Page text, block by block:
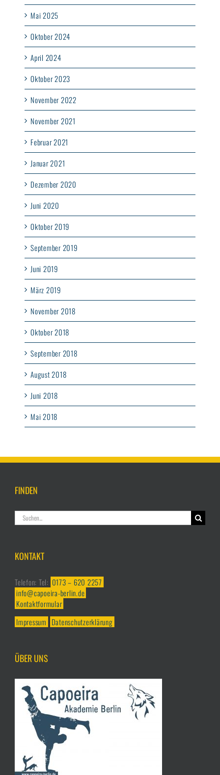
Mai 2025
Oktober 2024
April 2024
Oktober 2023
November 2022
November 2021
Februar 2021
Januar 2021
Dezember 2020
Juni 2020
Oktober 2019
September 2019
Juni 2019
März 2019
November 2018
Oktober 2018
September 2018
August 2018
Juni 2018
Mai 2018
FINDEN
Suche
nach:
KONTAKT
Telefon: Tel: 0173 – 620 2257
info@capoeira-berlin.de
Kontaktformular
Impressum Datenschutzerklärung
ÜBER UNS